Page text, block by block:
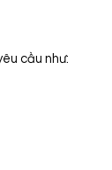
cầu như: